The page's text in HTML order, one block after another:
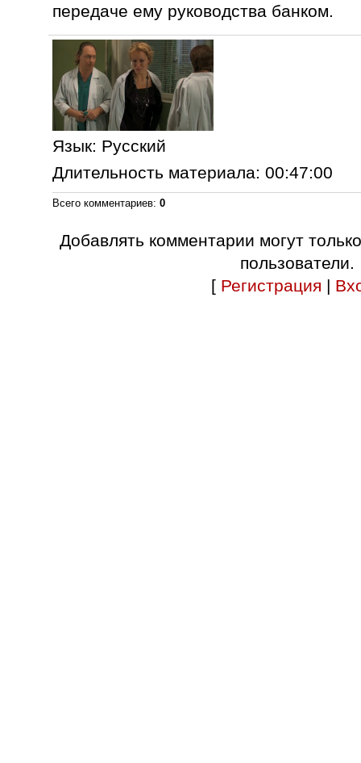
передаче ему руководства банком.
Язык: Русский
Длительность материала: 00:47:00
Всего комментариев: 0
Добавлять комментарии могут
пользователи.
[ Регистрация |